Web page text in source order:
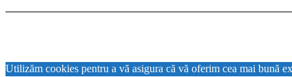
Utilizăm cookies pentru a vă asigura că vă oferim cea mai bună